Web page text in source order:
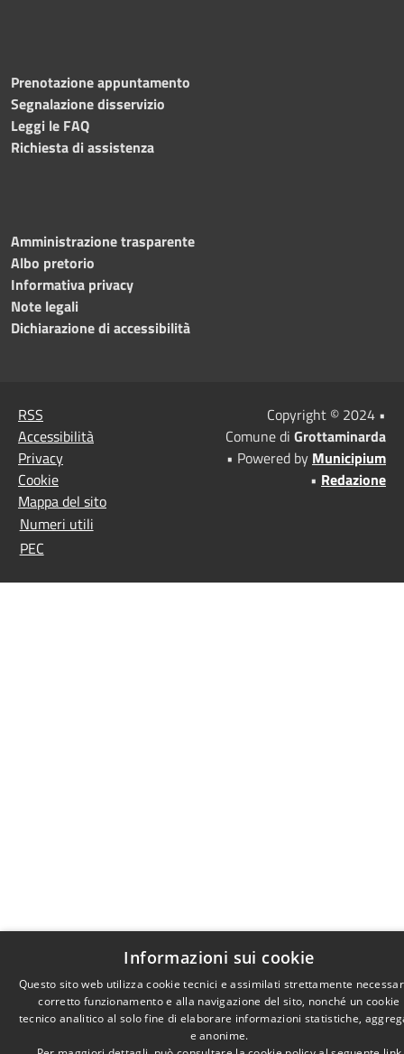
Prenotazione appuntamento
Segnalazione disservizio
Leggi le FAQ
Richiesta di assistenza
Amministrazione trasparente
Albo pretorio
Informativa privacy
Note legali
Dichiarazione di accessibilità
RSS
Accessibilità
Privacy
Cookie
Mappa del sito
Numeri utili
PEC
Copyright © 2024 •
Comune di Grottaminarda
• Powered by Municipium
• Redazione
Informazioni sui cookie
Questo sito web utilizza cookie tecnici e assimilati strettamente
corretto funzionamento e alla navigazione del sito, nonché un cookie
tecnico analitico al solo fine di elaborare informazioni statistiche,
e anonime.